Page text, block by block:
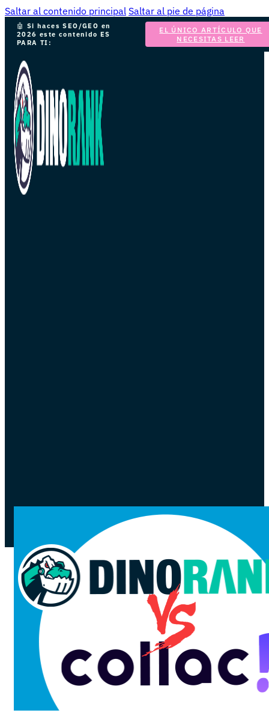
Saltar al contenido principal Saltar al pie de página
🤖 Si haces SEO/GEO en
2026 este contenido ES
PARA TI:
EL ÚNICO ARTÍCULO QUE
NECESITAS LEER